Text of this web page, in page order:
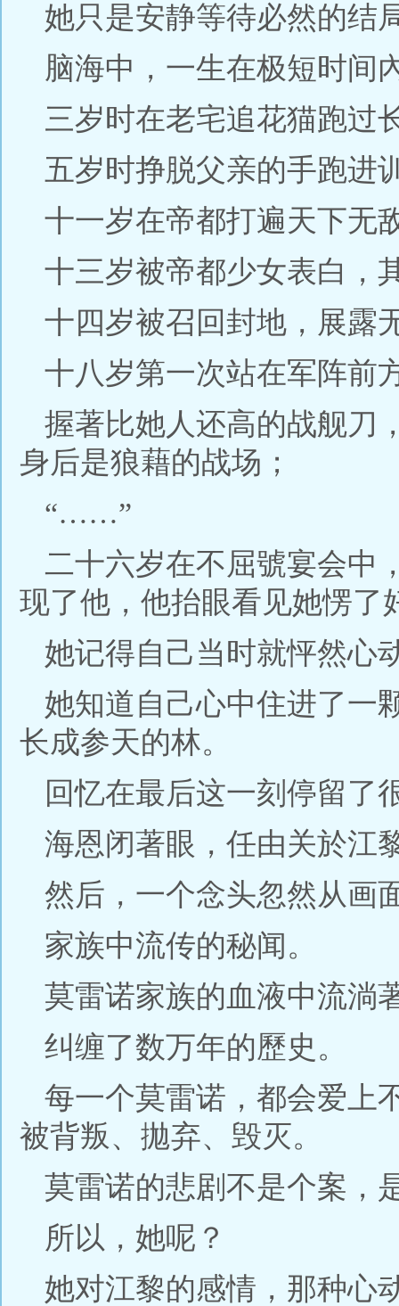
她只是安静等待必然的结
脑海中，一生在极短时间
三岁时在老宅追花猫跑过
五岁时挣脱父亲的手跑进
十一岁在帝都打遍天下无
十三岁被帝都少女表白，
十四岁被召回封地，展露
十八岁第一次站在军阵前
握著比她人还高的战舰刀
身后是狼藉的战场；
“……”
二十六岁在不屈號宴会中
现了他，他抬眼看见她愣了
她记得自己当时就怦然心
她知道自己心中住进了一
长成参天的林。
回忆在最后这一刻停留了
海恩闭著眼，任由关於江
然后，一个念头忽然从
家族中流传的秘闻。
莫雷诺家族的血液中流淌
纠缠了数万年的歷史。
每一个莫雷诺，都会爱上
被背叛、拋弃、毁灭。
莫雷诺的悲剧不是个案，
所以，她呢？
她对江黎的感情，那种心